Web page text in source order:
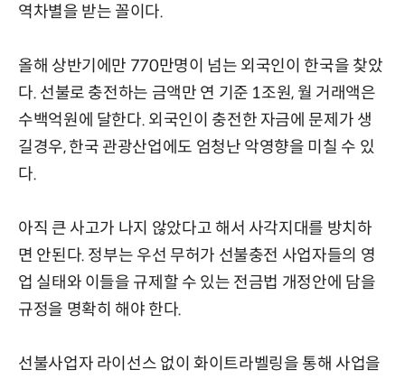
역차별을 받는 꼴이다.
올해 상반기에만 770만명이 넘는 외국인이 한국을 찾았
다. 선불로 충전하는 금액만 연 기준 1조원, 월 거래액은
수백억원에 달한다. 외국인이 충전한 자금에 문제가 생
길경우, 한국 관광산업에도 엄청난 악영향을 미칠 수 있
다.
아직 큰 사고가 나지 않았다고 해서 사각지대를 방치하
면 안된다. 정부는 우선 무허가 선불충전 사업자들의 영
업 실태와 이들을 규제할 수 있는 전금법 개정안에 담을
규정을 명확히 해야 한다.
선불사업자 라이선스 없이 화이트라벨링을 통해 사업을